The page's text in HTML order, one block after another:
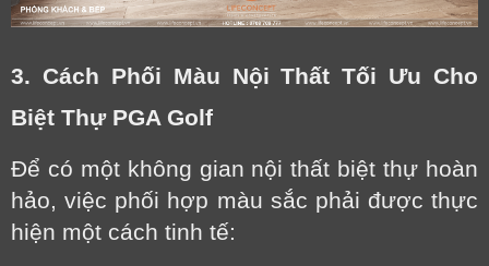
3. Cách Phối Màu Nội Thất Tối Ưu Cho
Biệt Thự PGA Golf
Để có một không gian nội thất biệt thự hoàn
hảo, việc phối hợp màu sắc phải được thực
hiện một cách tinh tế: